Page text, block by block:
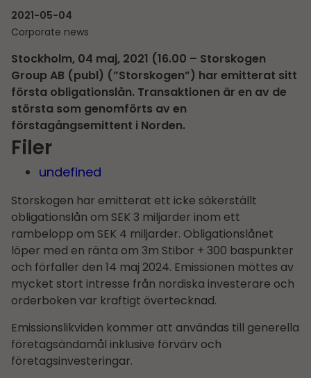
2021-05-04
Corporate news
Stockholm, 04 maj, 2021 (16.00 – Storskogen
Group AB (publ) (”Storskogen”) har emitterat sitt
första obligationslån. Transaktionen är en av de
största som genomförts av en
förstagångsemittent i Norden.
Filer
undefined
Storskogen har emitterat ett icke säkerställt
obligationslån om SEK 3 miljarder inom ett
rambelopp om SEK 4 miljarder. Obligationslånet
löper med en ränta om 3m Stibor + 300 baspunkter
och förfaller den 14 maj 2024. Emissionen möttes av
mycket stort intresse från nordiska investerare och
orderboken var kraftigt övertecknad.
Emissionslikviden kommer att användas till generella
företagsändamål inklusive förvärv och
företagsinvesteringar.